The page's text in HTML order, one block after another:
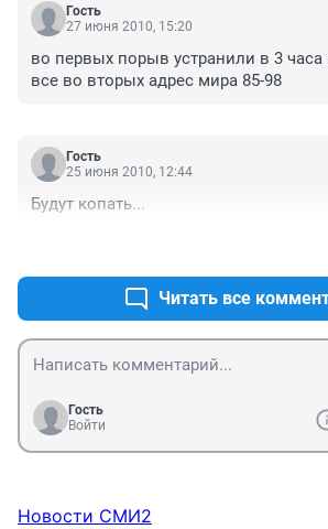
Гость
27 июня 2010, 15:20
во первых порыв устранили в 3
все во вторых адрес мира 85-98
Гость
25 июня 2010, 12:44
Будут копать...
Читать все
Гость
Войти
Новости СМИ2